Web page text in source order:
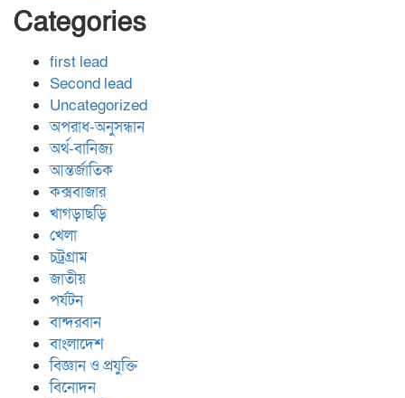
Categories
first lead
Second lead
Uncategorized
অপরাধ-অনুসন্ধান
অর্থ-বানিজ্য
আন্তর্জাতিক
কক্সবাজার
খাগড়াছড়ি
খেলা
চট্রগ্রাম
জাতীয়
পর্যটন
বান্দরবান
বাংলাদেশ
বিজ্ঞান ও প্রযুক্তি
বিনোদন